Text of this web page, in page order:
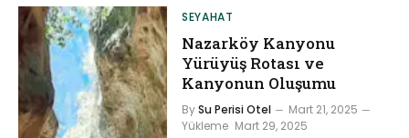
SEYAHAT
Nazarköy Kanyonu
Yürüyüş Rotası ve
Kanyonun Oluşumu
BySu Perisi Otel
Mart 21, 2025
Yükleme Mart 29, 2025